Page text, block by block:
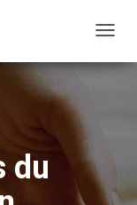
O
I
du